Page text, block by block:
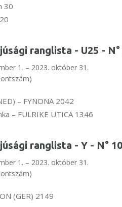
30
ranglista - U25 -
1. – 2023. október 31.
– FYNONA 2042
– FULRIKE UTICA 1346
ranglista - Y - N°
1. – 2023. október 31.
(GER) 2149